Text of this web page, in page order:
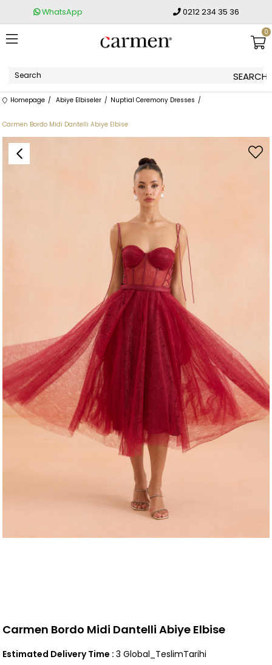
WhatsApp 0212 234 35 36
0
Homepage Abiye Elbiseler Nuptial Ceremony Dresses
Carmen Bordo Midi Dantelli Abiye Elbise
Carmen Bordo Midi Dantelli Abiye Elbise
Estimated Delivery Time : 3 Global_TeslimTarihi